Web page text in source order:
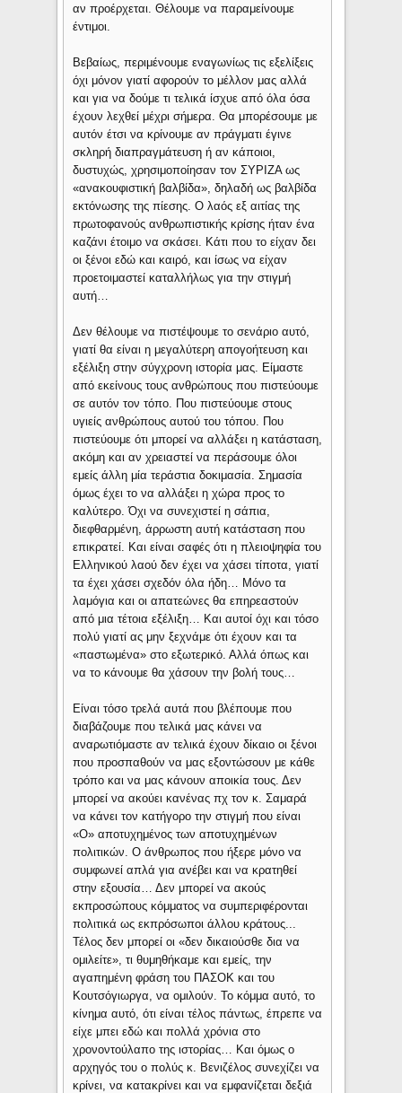
αν προέρχεται. Θέλουμε να παραμείνουμε
έντιμοι.
Βεβαίως, περιμένουμε εναγωνίως τις εξελίξεις
όχι μόνον γιατί αφορούν το μέλλον μας αλλά
και για να δούμε τι τελικά ίσχυε από όλα όσα
έχουν λεχθεί μέχρι σήμερα. Θα μπορέσουμε με
αυτόν έτσι να κρίνουμε αν πράγματι έγινε
σκληρή διαπραγμάτευση ή αν κάποιοι,
δυστυχώς, χρησιμοποίησαν τον ΣΥΡΙΖΑ ως
«ανακουφιστική βαλβίδα», δηλαδή ως βαλβίδα
εκτόνωσης της πίεσης. Ο λαός εξ αιτίας της
πρωτοφανούς ανθρωπιστικής κρίσης ήταν ένα
καζάνι έτοιμο να σκάσει. Κάτι που το είχαν δει
οι ξένοι εδώ και καιρό, και ίσως να είχαν
προετοιμαστεί καταλλήλως για την στιγμή
αυτή…
Δεν θέλουμε να πιστέψουμε το σενάριο αυτό,
γιατί θα είναι η μεγαλύτερη απογοήτευση και
εξέλιξη στην σύγχρονη ιστορία μας. Είμαστε
από εκείνους τους ανθρώπους που πιστεύουμε
σε αυτόν τον τόπο. Που πιστεύουμε στους
υγιείς ανθρώπους αυτού του τόπου. Που
πιστεύουμε ότι μπορεί να αλλάξει η κατάσταση,
ακόμη και αν χρειαστεί να περάσουμε όλοι
εμείς άλλη μία τεράστια δοκιμασία. Σημασία
όμως έχει το να αλλάξει η χώρα προς το
καλύτερο. Όχι να συνεχιστεί η σάπια,
διεφθαρμένη, άρρωστη αυτή κατάσταση που
επικρατεί. Και είναι σαφές ότι η πλειοψηφία του
Ελληνικού λαού δεν έχει να χάσει τίποτα, γιατί
τα έχει χάσει σχεδόν όλα ήδη… Μόνο τα
λαμόγια και οι απατεώνες θα επηρεαστούν
από μια τέτοια εξέλιξη… Και αυτοί όχι και τόσο
πολύ γιατί ας μην ξεχνάμε ότι έχουν και τα
«παστωμένα» στο εξωτερικό. Αλλά όπως και
να το κάνουμε θα χάσουν την βολή τους…
Είναι τόσο τρελά αυτά που βλέπουμε που
διαβάζουμε που τελικά μας κάνει να
αναρωτιόμαστε αν τελικά έχουν δίκαιο οι ξένοι
που προσπαθούν να μας εξοντώσουν με κάθε
τρόπο και να μας κάνουν αποικία τους. Δεν
μπορεί να ακούει κανένας πχ τον κ. Σαμαρά
να κάνει τον κατήγορο την στιγμή που είναι
«Ο» αποτυχημένος των αποτυχημένων
πολιτικών. Ο άνθρωπος που ήξερε μόνο να
συμφωνεί απλά για ανέβει και να κρατηθεί
στην εξουσία… Δεν μπορεί να ακούς
εκπροσώπους κόμματος να συμπεριφέρονται
πολιτικά ως εκπρόσωποι άλλου κράτους...
Τέλος δεν μπορεί οι «δεν δικαιούσθε δια να
ομιλείτε», τι θυμηθήκαμε και εμείς, την
αγαπημένη φράση του ΠΑΣΟΚ και του
Κουτσόγιωργα, να ομιλούν. Το κόμμα αυτό, το
κίνημα αυτό, ότι είναι τέλος πάντως, έπρεπε να
είχε μπει εδώ και πολλά χρόνια στο
χρονοντούλαπο της ιστορίας… Και όμως ο
αρχηγός του ο πολύς κ. Βενιζέλος συνεχίζει να
κρίνει, να κατακρίνει και να εμφανίζεται δεξιά